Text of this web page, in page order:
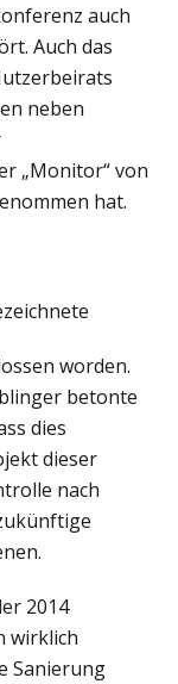
auch
Auch das
neben
„Monitor“ von
hat.
worden.
betonte
dies
dieser
nach
2014
wirklich
Sanierung